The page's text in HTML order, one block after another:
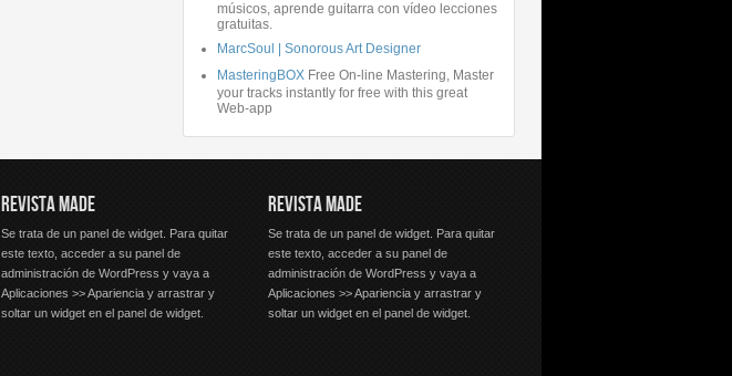
músicos, aprende guitarra con vídeo lecciones
gratuitas.
MarcSoul | Sonorous Art Designer
MasteringBOX Free On-line Mastering, Master
your tracks instantly for free with this great
Web-app
REVISTA MADE
Se trata de un panel de widget. Para quitar
este texto, acceder a su panel de
administración de WordPress y vaya a
Aplicaciones >> Apariencia y arrastrar y
soltar un widget en el panel de widget.
REVISTA MADE
Se trata de un panel de widget. Para quitar
este texto, acceder a su panel de
administración de WordPress y vaya a
Aplicaciones >> Apariencia y arrastrar y
soltar un widget en el panel de widget.